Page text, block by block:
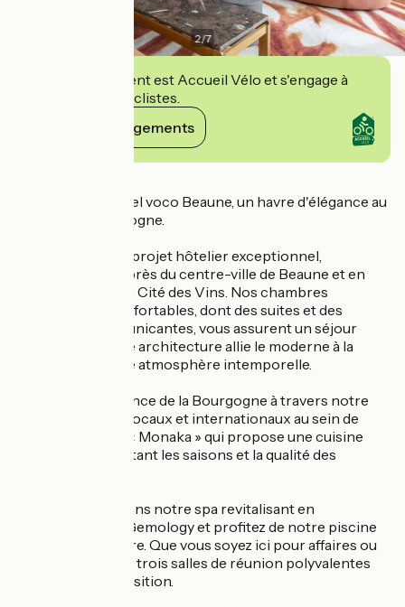
2/7
Cet établissement est Accueil Vélo et s'engage à
accueillir des cyclistes.
Voir ses engagements
Bienvenue à l'Hôtel voco Beaune, un havre d'élégance au
cœur de la Bourgogne.
Découvrez notre projet hôtelier exceptionnel,
idéalement situé près du centre-ville de Beaune et en
face de la nouvelle Cité des Vins. Nos chambres
spacieuses et confortables, dont des suites et des
chambres communicantes, vous assurent un séjour
mémorable. Notre architecture allie le moderne à la
nature, créant une atmosphère intemporelle.
Savourez l'excellence de la Bourgogne à travers notre
sélection de vins locaux et internationaux au sein de
notre restaurant « Monaka » qui propose une cuisine
délicieuse respectant les saisons et la qualité des
Détendez-vous dans notre spa revitalisant en
partenariat avec Gemology et profitez de notre piscine
chauffée extérieure. Que vous soyez ici pour affaires ou
pour le plaisir, nos trois salles de réunion polyvalentes
sont à votre disposition.